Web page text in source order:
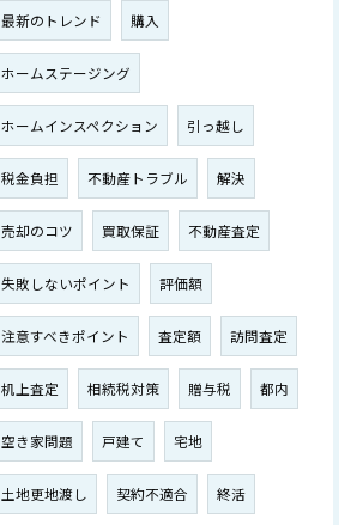
最新のトレンド 購入
ホームステージング
ホームインスペクション 引っ越し
税金負担 不動産トラブル 解決
売却のコツ 買取保証 不動産査定
失敗しないポイント 評価額
注意すべきポイント 査定額 訪問査定
机上査定 相続税対策 贈与税 都内
空き家問題 戸建て 宅地
土地更地渡し 契約不適合 終活